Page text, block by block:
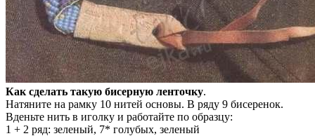
Как сделать такую бисерную ленточку.
Натяните на рамку 10 нитей основы. В ряду 9 бисеренок.
Вденьте нить в иголку и работайте по образцу:
1 + 2 ряд: зеленый, 7* голубых, зеленый